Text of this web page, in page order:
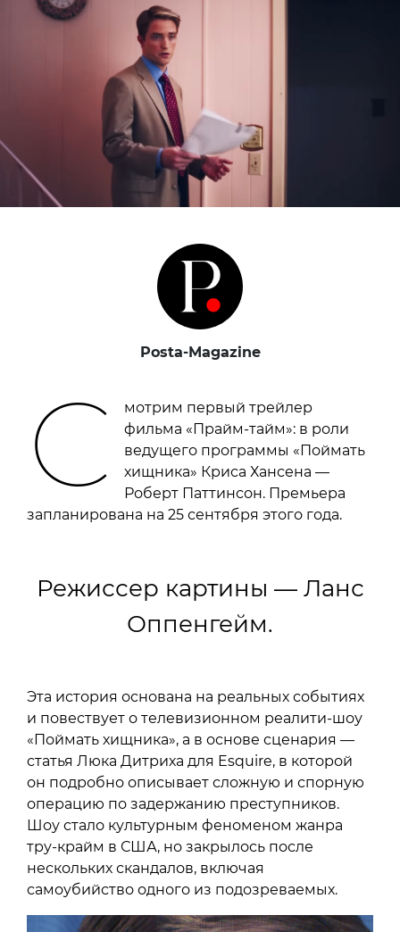
Posta-Magazine
С
мотрим первый трейлер
фильма «Прайм-тайм»: в роли
ведущего программы «Поймать
хищника» Криса Хансена —
Роберт Паттинсон. Премьера
запланирована на 25 сентября этого года.
Режиссер картины — Ланс
Оппенгейм.
Эта история основана на реальных событиях
и повествует о телевизионном реалити-шоу
«Поймать хищника», а в основе сценария —
статья Люка Дитриха для Esquire, в которой
он подробно описывает сложную и спорную
операцию по задержанию преступников.
Шоу стало культурным феноменом жанра
тру-крайм в США, но закрылось после
нескольких скандалов, включая
самоубийство одного из подозреваемых.